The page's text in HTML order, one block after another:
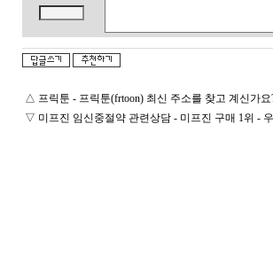
△ 프릭툰 - 프릭툰(frtoon) 최신 주소를 찾고 계신가
▽ 미프진 임신중절약 관련상담 - 미프진 구매 1위 -